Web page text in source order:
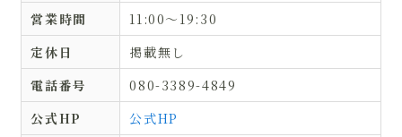
営業時間
11:00〜19:30
定休日
掲載無し
電話番号
080-3389-4849
公式HP
公式HP